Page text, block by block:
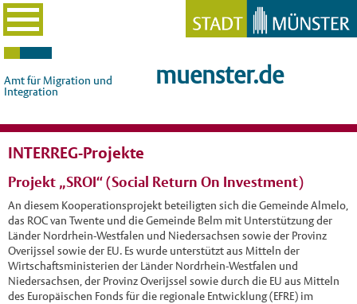
Amt für Migration und
Integration
muenster.de
INTERREG-Projekte
Projekt „SROI“ (Social Return On Investment)
An diesem Kooperationsprojekt beteiligten sich die Gemeinde Almelo,
das ROC van Twente und die Gemeinde Belm mit Unterstützung der
Länder Nordrhein-Westfalen und Niedersachsen sowie der Provinz
Overijssel sowie der EU. Es wurde unterstützt aus Mitteln der
Wirtschaftsministerien der Länder Nordrhein-Westfalen und
Niedersachsen, der Provinz Overijssel sowie durch die EU aus Mitteln
des Europäischen Fonds für die regionale Entwicklung (EFRE) im